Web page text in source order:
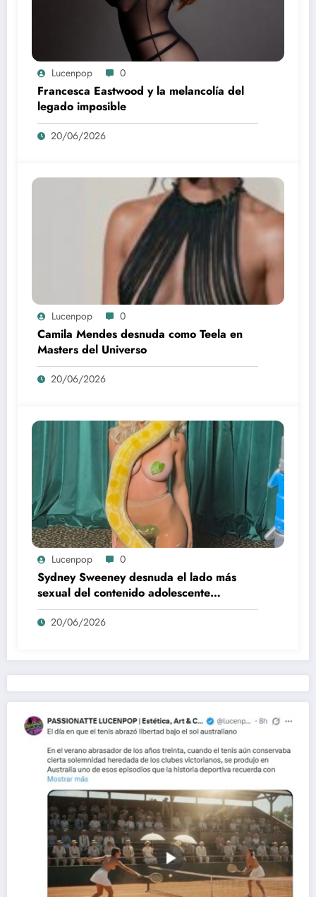
Lucenpop 0
Francesca Eastwood y la melancolía del
legado imposible
20/06/2026
Lucenpop 0
Camila Mendes desnuda como Teela en
Masters del Universo
20/06/2026
Lucenpop 0
Sydney Sweeney desnuda el lado más
sexual del contenido adolescente
(Euphoria, 2026)
20/06/2026